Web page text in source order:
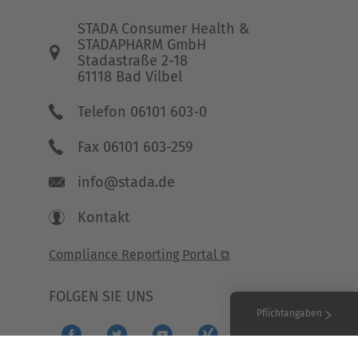
STADA Consumer Health &
STADAPHARM GmbH
Stadastraße 2-18
61118 Bad Vilbel
Telefon 06101 603-0
Fax 06101 603-259
info@stada.de
Kontakt
Compliance Reporting Portal ⧉
FOLGEN SIE UNS
Pflichtangaben